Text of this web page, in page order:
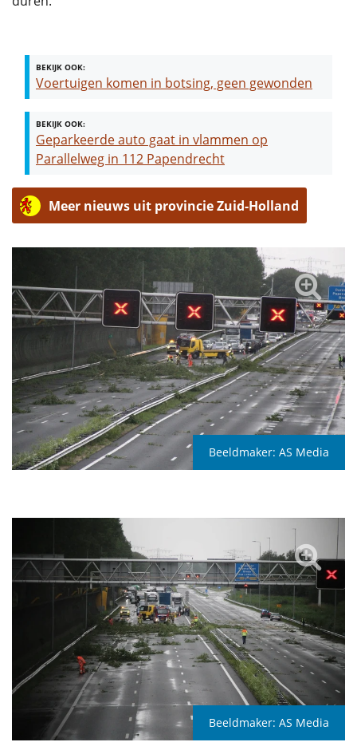
BEKIJK OOK:
Voertuigen komen in botsing, geen gewonden
BEKIJK OOK:
Geparkeerde auto gaat in vlammen op
Parallelweg in 112 Papendrecht
Meer nieuws uit provincie Zuid-Holland
Beeldmaker: AS Media
Beeldmaker: AS Media